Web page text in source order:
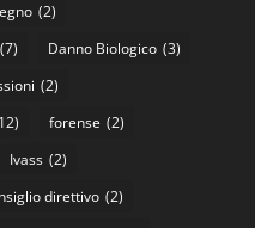
(2)
(7) Danno Biologico (3)
(2)
forense (2)
Ivass (2)
direttivo (2)